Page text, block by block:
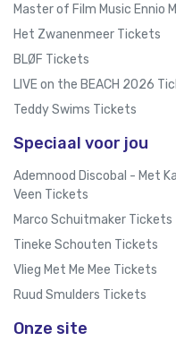
Master of Film Music Ennio
Het Zwanenmeer Tickets
BLØF Tickets
LIVE on the BEACH 2026
Teddy Swims Tickets
Speciaal voor jou
Ademnood Discobal - Met
Veen Tickets
Marco Schuitmaker Tickets
Tineke Schouten Tickets
Vlieg Met Me Mee Tickets
Ruud Smulders Tickets
Onze site